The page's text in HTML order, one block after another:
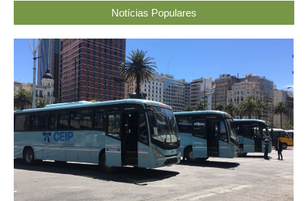
Notícias Populares